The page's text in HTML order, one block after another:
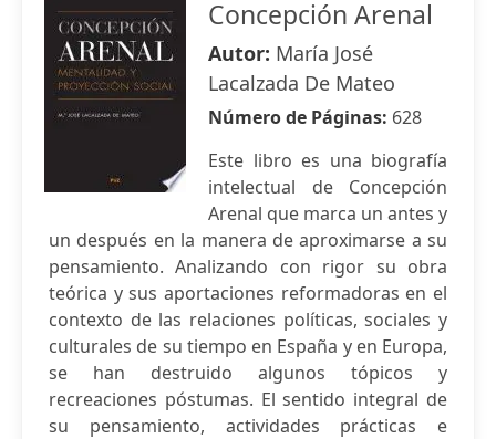
Concepción Arenal
Autor: María José
Lacalzada De Mateo
Número de Páginas: 628
Este libro es una biografía
intelectual de Concepción
Arenal que marca un antes y
un después en la manera de aproximarse a su
pensamiento. Analizando con rigor su obra
teórica y sus aportaciones reformadoras en el
contexto de las relaciones políticas, sociales y
culturales de su tiempo en España y en Europa,
se han destruido algunos tópicos y
recreaciones póstumas. El sentido integral de
su pensamiento, actividades prácticas e